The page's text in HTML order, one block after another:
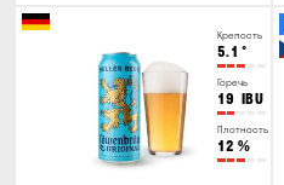
Крепость
5.1 °
Горечь
19 IBU
Плотность
12 %